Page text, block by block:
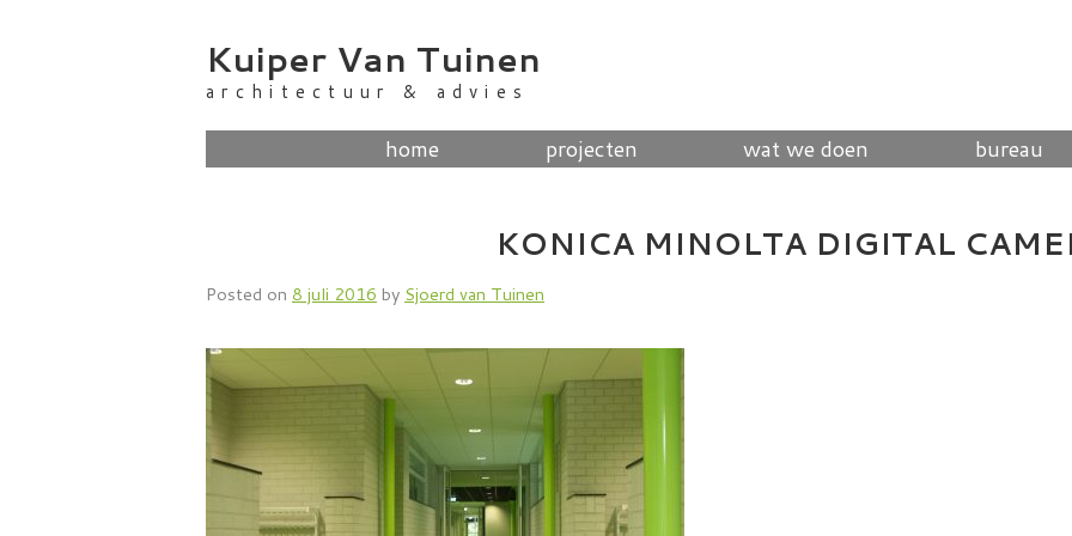
Kuiper Van Tuinen
architectuur & advies
home projecten wat we doen bureau
KONICA MINOLTA DIGITAL
Posted on 8 juli 2016 by Sjoerd van Tuinen